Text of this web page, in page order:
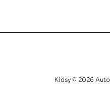
Kidsy © 2026